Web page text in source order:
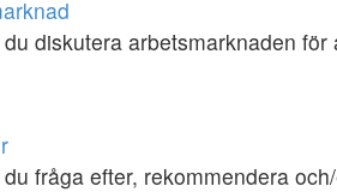
diskutera arbetsmarknaden
fråga efter, rekommendera